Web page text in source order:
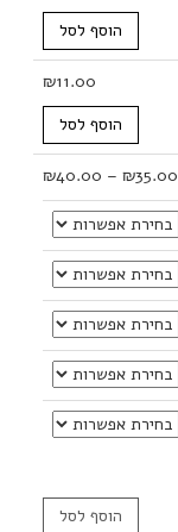
הוסף לסל
₪11.00
הוסף לסל
₪35.00
–
₪40.00 טווח
מחירים:
עד
הוסף לסל